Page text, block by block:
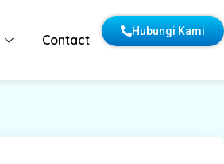
Contact
Hubungi Kami